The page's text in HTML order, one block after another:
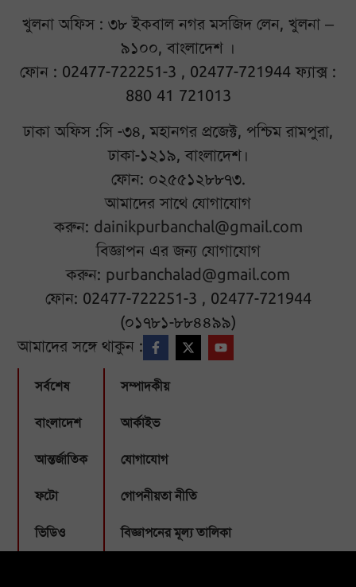
খুলনা অফিস : ৩৮ ইকবাল নগর মসজিদ লেন, খুলনা –
৯১০০, বাংলাদেশ ।
ফোন : 02477-722251-3 , 02477-721944 ফ্যাক্স :
880 41 721013
ঢাকা অফিস :সি -৩৪, মহানগর প্রজেক্ট, পশ্চিম রামপুরা,
ঢাকা-১২১৯, বাংলাদেশ।
ফোন: ০২৫৫১২৮৮৭৩.
আমাদের সাথে যোগাযোগ
করুন: dainikpurbanchal@gmail.com
বিজ্ঞাপন এর জন্য যোগাযোগ
করুন: purbanchalad@gmail.com
ফোন: 02477-722251-3 , 02477-721944
(০১৭৮১-৮৮৪৪৯৯)
আমাদের সঙ্গে থাকুন :
সর্বশেষ
বাংলাদেশ
আন্তর্জাতিক
ফটো
ভিডিও
সম্পাদকীয়
আর্কাইভ
যোগাযোগ
গোপনীয়তা নীতি
বিজ্ঞাপনের মূল্য তালিকা